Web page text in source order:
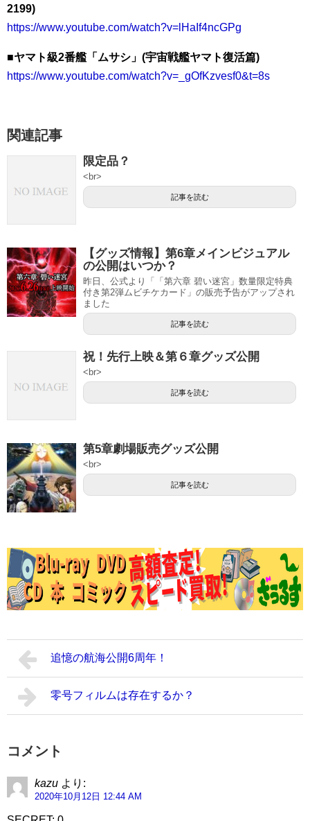
2199)
https://www.youtube.com/watch?v=lHaIf4ncGPg
■ヤマト級2番艦「ムサシ」(宇宙戦艦ヤマト復活篇)
https://www.youtube.com/watch?v=_gOfKzvesf0&t=8s
関連記事
限定品？
<br>
記事を読む
【グッズ情報】第6章メインビジュアル
の公開はいつか？
昨日、公式より「「第六章 碧い迷宮」数量限定特典
付き第2弾ムビチケカード」の販売予告がアップされ
ました
記事を読む
祝！先行上映＆第６章グッズ公開
<br>
記事を読む
第5章劇場販売グッズ公開
<br>
記事を読む
追憶の航海公開6周年！
零号フィルムは存在するか？
コメント
kazu より:
2020年10月12日 12:44 AM